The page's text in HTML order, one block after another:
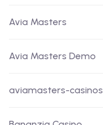
Avia Masters
Avia Masters Demo
aviamasters-casinos